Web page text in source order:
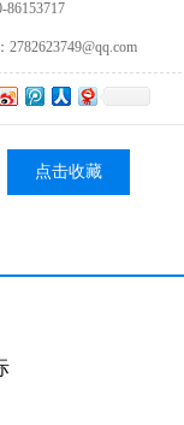
86153717
点击收藏